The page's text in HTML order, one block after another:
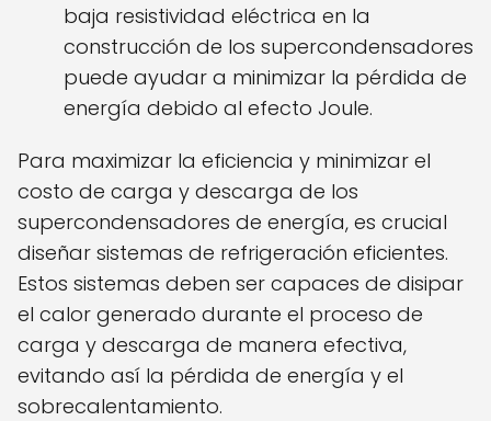
baja resistividad eléctrica en la
construcción de los supercondensadores
puede ayudar a minimizar la pérdida de
energía debido al efecto Joule.
Para maximizar la eficiencia y minimizar el
costo de carga y descarga de los
supercondensadores de energía, es crucial
diseñar sistemas de refrigeración eficientes.
Estos sistemas deben ser capaces de disipar
el calor generado durante el proceso de
carga y descarga de manera efectiva,
evitando así la pérdida de energía y el
sobrecalentamiento.